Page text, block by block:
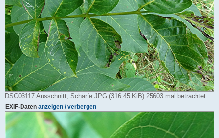
DSC03117 Ausschnitt, Schärfe.JPG (316.45 KiB) 25603 mal betrachtet
EXIF-Daten anzeigen / verbergen